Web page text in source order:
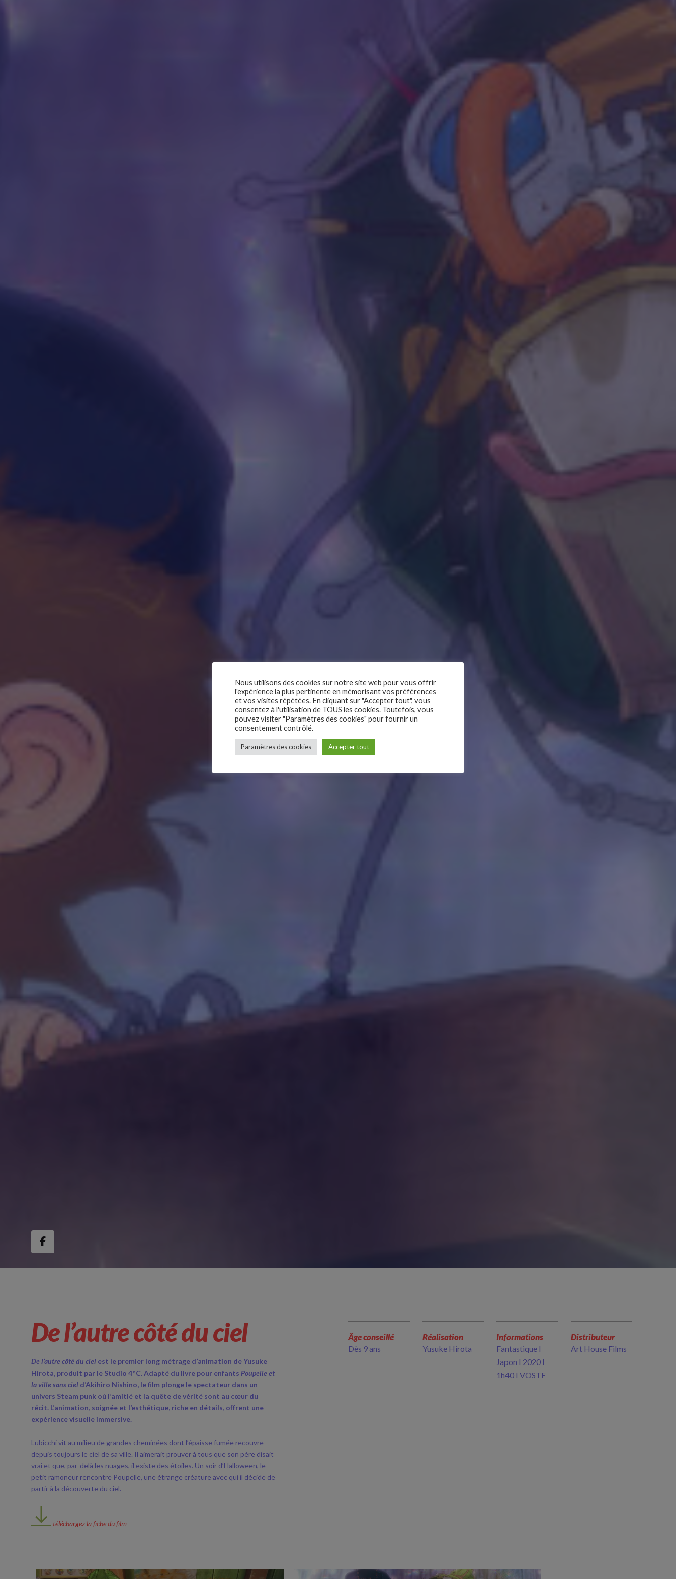
De l’autre côté du ciel
De l’autre côté du ciel est le premier long métrage d’animation de Yusuke
Hirota, produit par le Studio 4°C. Adapté du livre pour enfants Poupelle et
la ville sans ciel d’Akihiro Nishino, le film plonge le spectateur dans un
univers Steam punk où l’amitié et la quête de vérité sont au cœur du
récit. L’animation, soignée et l’esthétique, riche en détails, offrent une
expérience visuelle immersive.
Lubicchi vit au milieu de grandes cheminées dont l’épaisse fumée recouvre
depuis toujours le ciel de sa ville. Il aimerait prouver à tous que son père disait
vrai et que, par-delà les nuages, il existe des étoiles. Un soir d’Halloween, le
petit ramoneur rencontre Poupelle, une étrange créature avec qui il décide de
partir à la découverte du ciel.
téléchargez la fiche du film
Âge conseillé
Dès 9 ans
Réalisation
Yusuke Hirota
Informations
Fantastique I
Japon I 2020 I
1h40 I VOSTF
Distributeur
Art House Films
Nous utilisons des cookies sur notre site web pour vous offrir
l'expérience la plus pertinente en mémorisant vos préférences
et vos visites répétées. En cliquant sur "Accepter tout", vous
consentez à l'utilisation de TOUS les cookies. Toutefois, vous
pouvez visiter "Paramètres des cookies" pour fournir un
consentement contrôlé.
Paramètres des cookies Accepter tout